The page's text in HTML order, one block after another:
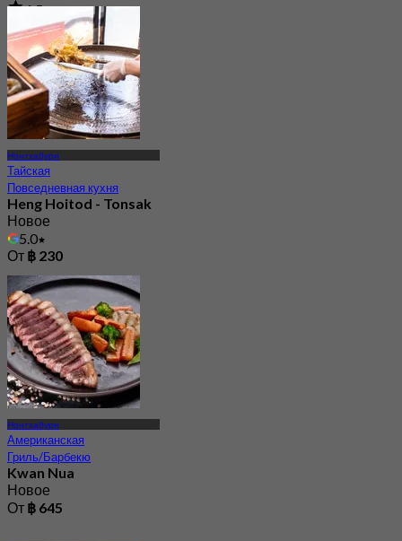
4.5
918 Забронировано
От฿ 439
Нонтхабури
Тайская
Повседневная кухня
Heng Hoitod - Tonsak
Новое
5.0
От ฿ 230
Нонтхабури
Американская
Гриль/Барбекю
Kwan Nua
Новое
От ฿ 645